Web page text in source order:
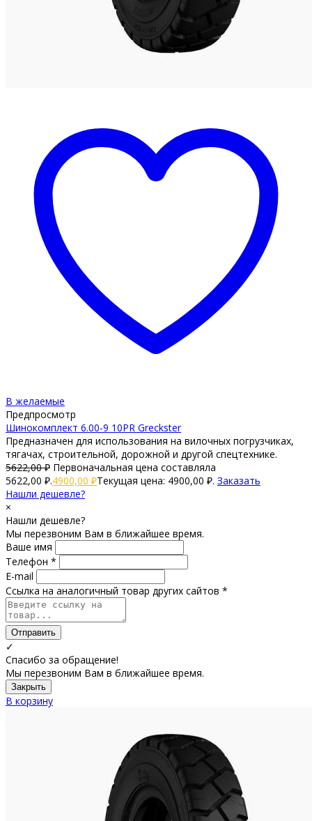
В желаемые
Предпросмотр
Шинокомплект 6.00-9 10PR Greckster
Предназначен для использования на вилочных погрузчиках,
тягачах, строительной, дорожной и другой спецтехнике.
5622,00₽ Первоначальная цена составляла
5622,00 ₽.4900,00 ₽Текущая цена: 4900,00 ₽. Заказать
Нашли дешевле?
×
Нашли дешевле?
Мы перезвоним Вам в ближайшее время.
Ваше имя
Телефон *
E-mail
Ссылка на аналогичный товар других сайтов *
Отправить
✓
Спасибо за обращение!
Мы перезвоним Вам в ближайшее время.
Закрыть
В корзину